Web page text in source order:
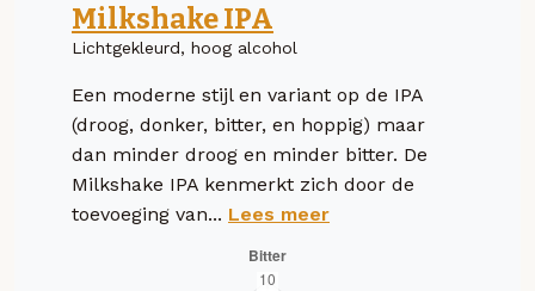
Milkshake IPA
Lichtgekleurd, hoog alcohol
Een moderne stijl en variant op de IPA
(droog, donker, bitter, en hoppig) maar
dan minder droog en minder bitter. De
Milkshake IPA kenmerkt zich door de
toevoeging van... Lees meer